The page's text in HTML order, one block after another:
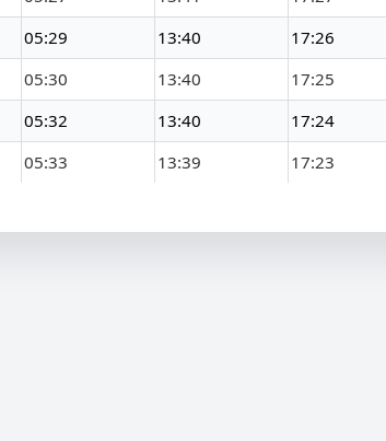
05:29 13:40 17:26
05:30 13:40 17:25
05:32 13:40 17:24
05:33 13:39 17:23